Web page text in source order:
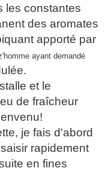
les constantes
des aromates
apporté par
ayant demandé
et le
de fraîcheur
je fais d'abord
rapidement
en fines